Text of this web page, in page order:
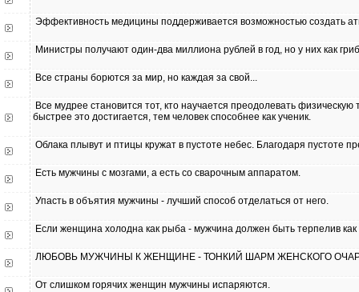
Эффективность медицины поддерживается возможностью создать
Министры получают один-два миллиона рублей в год, но у них как
Все страны борются за мир, но каждая за свой...
Все мудрее становится тот, кто научается преодолевать
быстрее это достигается, тем человек способнее как ученик.
Облака плывут и птицы кружат в пустоте небес. Благодаря пустоте
Есть мужчины с мозгами, а есть со сварочным аппаратом.
Упасть в объятия мужчины - лучший способ отделаться от него.
Если женщина холодна как рыба - мужчина должен быть терпелив
ЛЮБОВЬ МУЖЧИНЫ К ЖЕНЩИНЕ - ТОНКИЙ ШАРМ ЖЕНСКОГО
От слишком горячих женщин мужчины испаряются.